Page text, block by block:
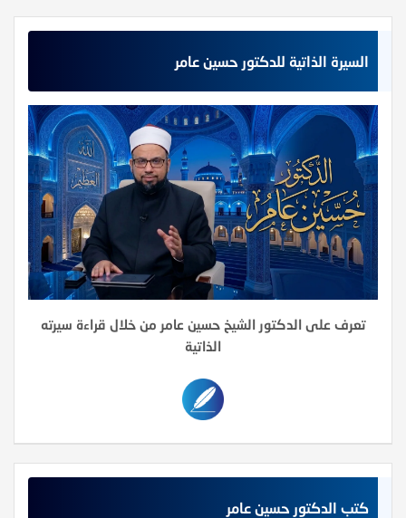
السيرة الذاتية للدكتور حسين عامر
تعرف على الدكتور الشيخ حسين عامر من خلال قراءة سيرته
الذاتية
كتب الدكتور حسين عامر